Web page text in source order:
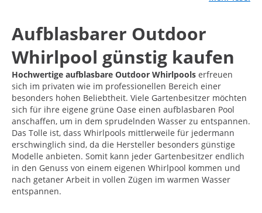
Aufblasbarer Outdoor
Whirlpool günstig kaufen
Hochwertige aufblasbare Outdoor Whirlpools erfreuen
sich im privaten wie im professionellen Bereich einer
besonders hohen Beliebtheit. Viele Gartenbesitzer möchten
sich für ihre eigene grüne Oase einen aufblasbaren Pool
anschaffen, um in dem sprudelnden Wasser zu entspannen.
Das Tolle ist, dass Whirlpools mittlerweile für jedermann
erschwinglich sind, da die Hersteller besonders günstige
Modelle anbieten. Somit kann jeder Gartenbesitzer endlich
in den Genuss von einem eigenen Whirlpool kommen und
nach getaner Arbeit in vollen Zügen im warmen Wasser
entspannen.